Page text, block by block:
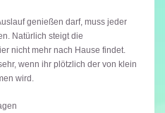
genießen darf, muss jeder
Natürlich steigt die
nicht mehr nach Hause findet.
wenn ihr plötzlich der von klein
wird.